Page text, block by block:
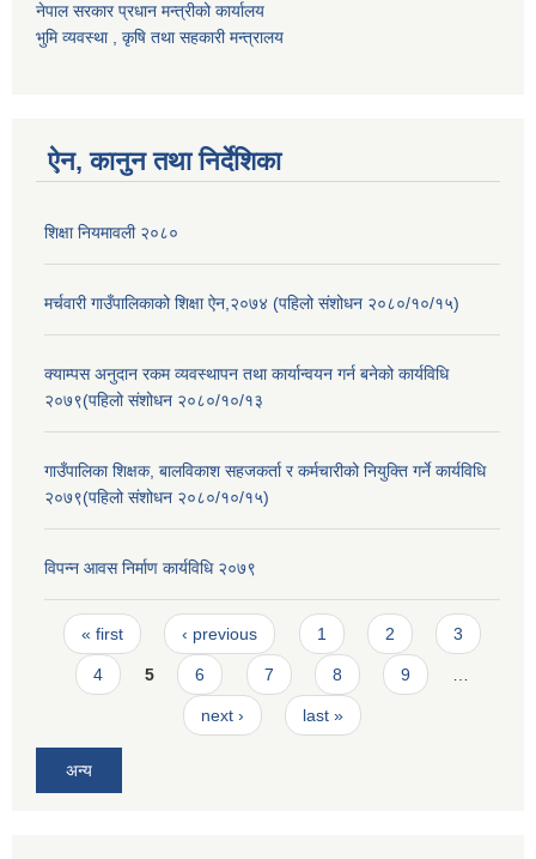
नेपाल सरकार प्रधान मन्त्रीको कार्यालय
भुमि व्यवस्था , कृषि तथा सहकारी मन्त्रालय
ऐन, कानुन तथा निर्देशिका
शिक्षा नियमावली २०८०
मर्चवारी गाउँपालिकाको शिक्षा ऐन,२०७४ (पहिलो संशोधन २०८०/१०/१५)
क्याम्पस अनुदान रकम व्यवस्थापन तथा कार्यान्वयन गर्न बनेको कार्यविधि
२०७९(पहिलो संशोधन २०८०/१०/१३
गाउँपालिका शिक्षक, बालविकाश सहजकर्ता र कर्मचारीको नियुक्ति गर्ने कार्यविधि
२०७९(पहिलो संशोधन २०८०/१०/१५)
विपन्न आवस निर्माण कार्यविधि २०७९
Pages
« first ‹ previous 1 2 3
4 5 6 7 8 9
next › last »
अन्य